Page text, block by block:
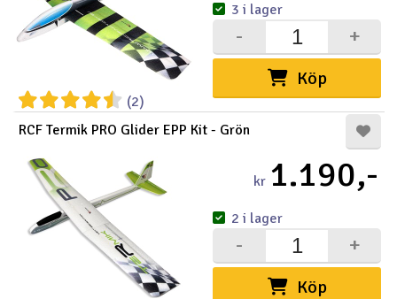
(2)
Köp
+
-
3 i lager
RCF Termik PRO Glider EPP Kit - Grön
kr 1.190,-
Köp
+
-
2 i lager